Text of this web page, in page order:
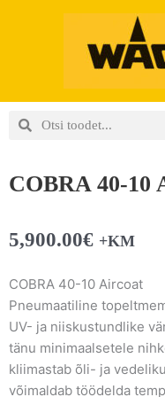
SearchSearch
COBRA 40-10
5,900.00€ +KM
COBRA 40-10 Aircoat
Pneumaatiline
UV- ja niiskustundlike
tänu minimaalsetele
kliimastab õli- ja
võimaldab töödelda